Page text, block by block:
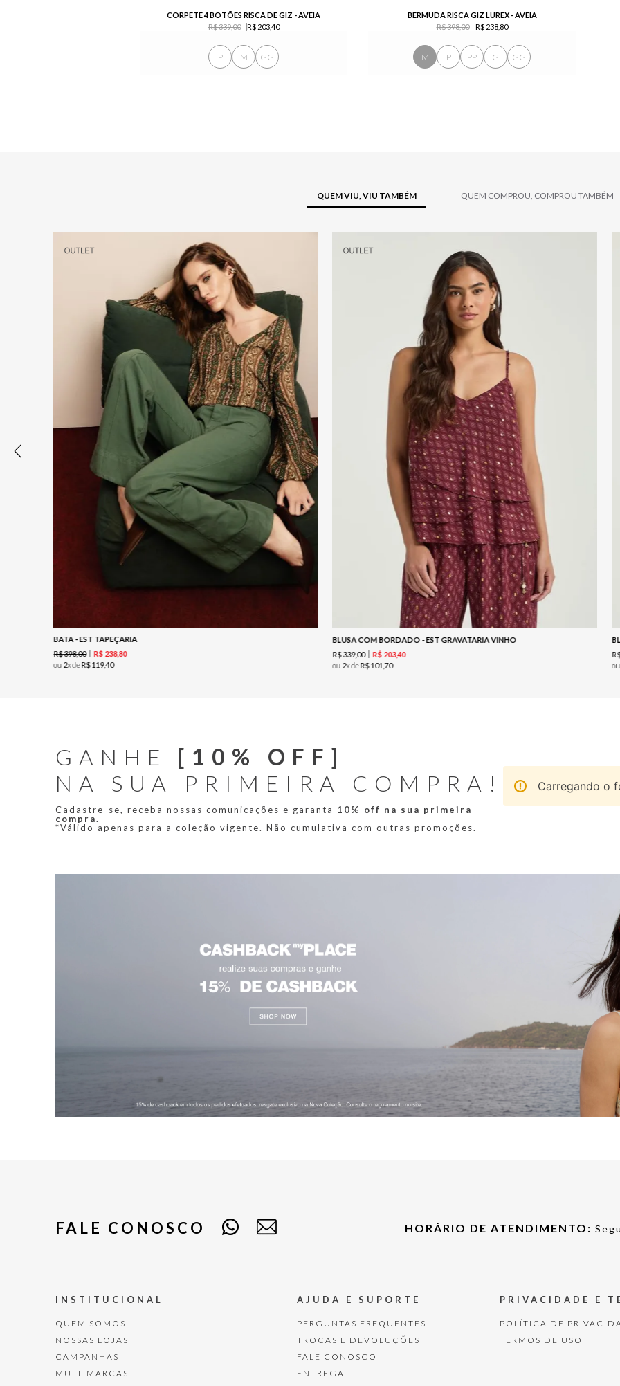
CORPETE 4 BOTÕES RISCA DE GIZ - AVEIA
R$ 339,00
R$ 203,40
P M GG
BERMUDA RISCA GIZ LUREX - AVEIA
R$ 398,00
R$ 238,80
M P PP G GG
QUEM VIU, VIU TAMBÉM QUEM COMPROU, COMPROU TAMBÉM
BATA - EST TAPEÇARIA
R$398,00 R$ 238,80
ou 2x deR$119,40
BLUSA COM BORDADO - EST GRAVATARIA VINHO
R$339,00 R$ 203,40
ou 2x deR$101 ,70
ou
GANHE [10% OFF]
NA SUA PRIMEIRA COMPRA!
Cadastre-se, receba nossas comunicações e garanta 10% off na sua primeira
compra.
*Válido apenas para a coleção vigente. Não cumulativa com outras promoções.
Carregando o
FALE CONOSCO HORÁRIO DE ATENDIMENTO:
INSTITUCIONAL
QUEM SOMOS
NOSSAS LOJAS
CAMPANHAS
MULTIMARCAS
AJUDA E SUPORTE
PERGUNTAS FREQUENTES
TROCAS E DEVOLUÇÕES
FALE CONOSCO
ENTREGA
PRIVACIDADE E
POLÍTICA DE
TERMOS DE USO